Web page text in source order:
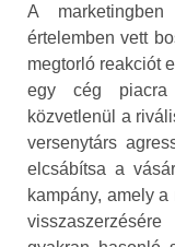
A
értelemben vett
megtorló reakciót
egy cég
közvetlenül a
versenytárs
elcsábítsa a
kampány, amely